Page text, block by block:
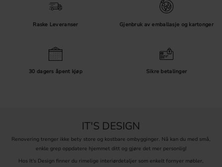
Raske Leveranser Gjenbruk av emballasje og kartonger
30 dagers åpent kjøp Sikre betalinger
IT'S DESIGN
Renovering trenger ikke bety store og kostbare ombygginger. Nå kan du med små,
enkle grep oppdatere hjemmet ditt og gjøre det mer personlig!
Hos It's Design finner du rimelige interiørdetaljer som enkelt fornyer møbler,